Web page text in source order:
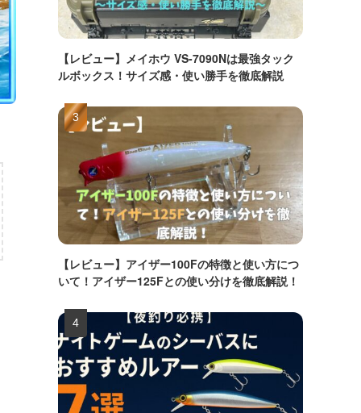
【レビュー】メイホウ VS-7090Nは最強タック
ルボックス！サイズ感・使い勝手を徹底解説
【レビュー】アイザー100Fの特徴と使い方につ
いて！アイザー125Fとの使い分けを徹底解説！